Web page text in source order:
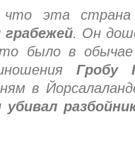
что эта
грабежей. Он
было в обычае
Гробу
в
убивал